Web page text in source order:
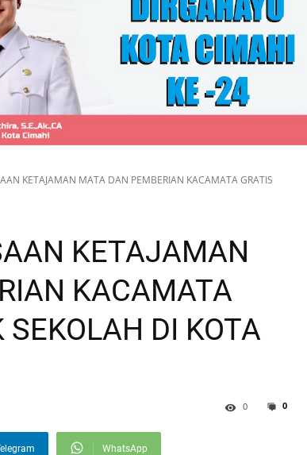
KETAJAMAN MATA DAN PEMBERIAN KACAMATA GRATIS
KETAJAMAN
KACAMATA
DI KOTA
0
0
WhatsApp